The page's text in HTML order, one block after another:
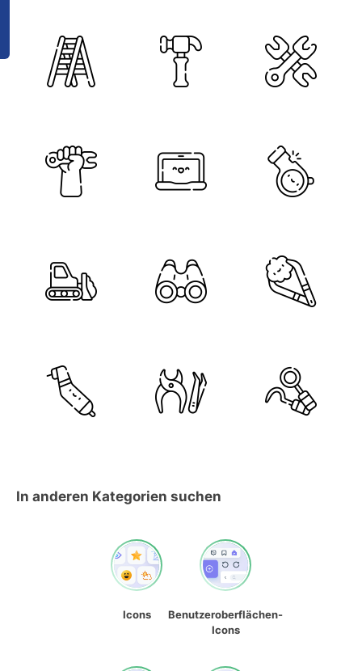
In anderen Kategorien suchen
Icons
Benutzeroberflächen-
Icons